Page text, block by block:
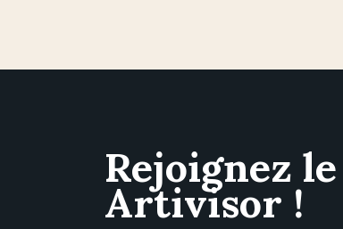
Rejoignez
Artivisor !